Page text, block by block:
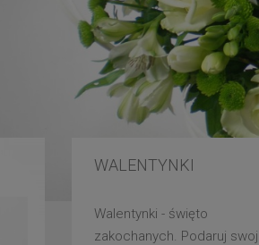
WALENTYNKI
Walentynki - święto
zakochanych. Podaruj